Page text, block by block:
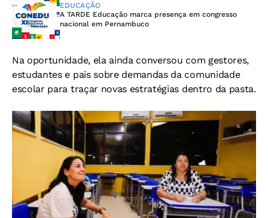
EDUCAÇÃO
A TARDE Educação marca presença em congresso
nacional em Pernambuco
Na oportunidade, ela ainda conversou com gestores,
estudantes e pais sobre demandas da comunidade
escolar para traçar novas estratégias dentro da pasta.